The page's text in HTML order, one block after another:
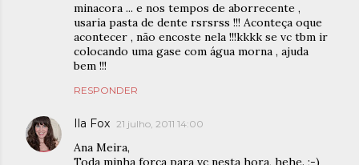
minacora ... e nos tempos de aborrecente ,
usaria pasta de dente rsrsrss !!! Aconteça oque
acontecer , não encoste nela !!!kkkk se vc tbm ir
colocando uma gase com água morna , ajuda
bem !!!
RESPONDER
Ila Fox 21 julho, 2011 14:00
Ana Meira,
Toda minha força para vc nesta hora, hehe. ;-)